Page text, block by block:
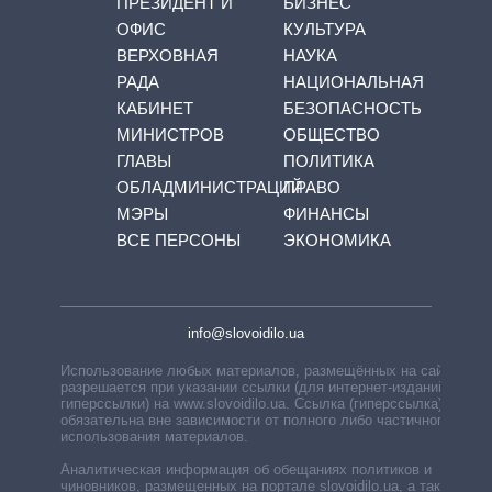
ОФИС
ВЕРХОВНАЯ
РАДА
КАБИНЕТ
МИНИСТРОВ
ГЛАВЫ
ОБЛАДМИНИСТРАЦИЙ
МЭРЫ
ВСЕ ПЕРСОНЫ
КУЛЬТУРА
НАУКА
НАЦИОНАЛЬНАЯ
БЕЗОПАСНОСТЬ
ОБЩЕСТВО
ПОЛИТИКА
ПРАВО
ФИНАНСЫ
ЭКОНОМИКА
info@slovoidilo.ua
Использование любых материалов, размещённых на сайте,
разрешается при указании ссылки (для интернет-изданий —
гиперссылки) на www.slovoidilo.ua. Ссылка (гиперссылка)
обязательна вне зависимости от полного либо частичного
использования материалов.
Аналитическая информация об обещаниях политиков и
чиновников, размещенных на портале slovoidilo.ua, а также